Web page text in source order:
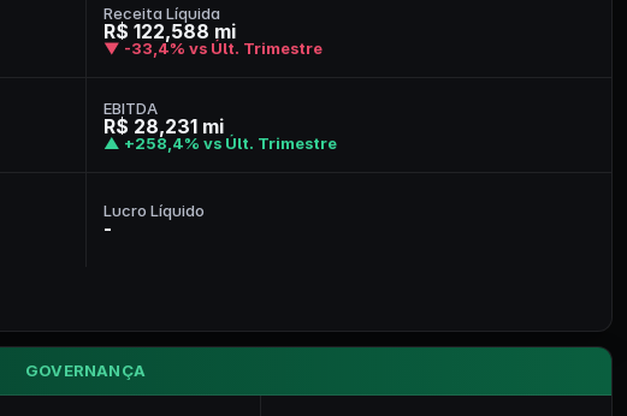
Receita Líquida
R$ 122,588 mi
▼ -33,4% vs Últ. Trimestre
EBITDA
R$ 28,231 mi
▲ +258,4% vs Últ. Trimestre
Lucro Líquido
-
GOVERNANÇA